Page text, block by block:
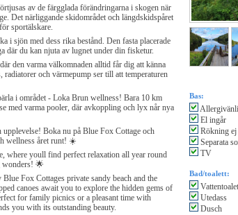
av de färgglada förändringarna i skogen när
Det närliggande skidområdet och längdskidspåret
sportälskare.
i sjön med dess rika bestånd. Den fasta placerade
där du kan njuta av lugnet under din fisketur.
den varma välkomnaden alltid får dig att känna
och värmepump ser till att temperaturen
i området - Loka Brun wellness! Bara 10 km
med varma pooler, där avkoppling och lyx når nya
Boka nu på Blue Fox Cottage och
wellness året runt! ☀️
where youll find perfect relaxation all year round
wonders! 🌟
Fox Cottages private sandy beach and the
canoes await you to explore the hidden gems of
for family picnics or a pleasant time with
you with its outstanding beauty.
Bas:
El ingår
Rökning
Separata
TV
Bad/toalett:
Utedass
Dusch